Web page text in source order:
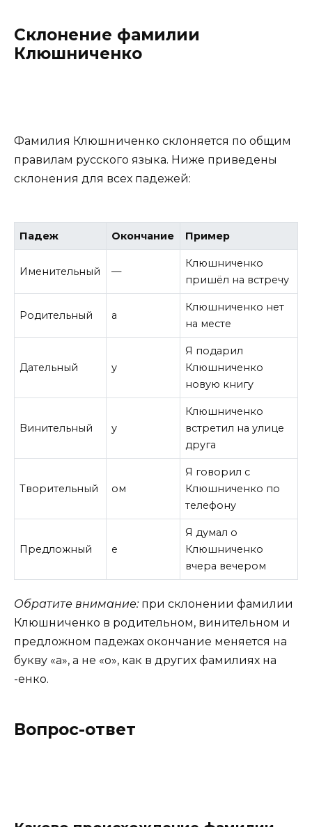
Склонение фамилии
Клюшниченко
Фамилия Клюшниченко склоняется по общим
правилам русского языка. Ниже приведены
склонения для всех падежей:
Падеж Окончание Пример
Именительный —
Клюшниченко
пришёл на встречу
Родительный а
Клюшниченко нет
на месте
Дательный у
Я подарил
Клюшниченко
новую книгу
Винительный у
Клюшниченко
встретил на улице
друга
Творительный ом
Я говорил с
Клюшниченко по
телефону
Предложный е
Я думал о
Клюшниченко
вчера вечером
Обратите внимание:при склонении фамилии
Клюшниченко в родительном, винительном и
предложном падежах окончание меняется на
букву «а», а не «о», как в других фамилиях на
-енко.
Вопрос-ответ